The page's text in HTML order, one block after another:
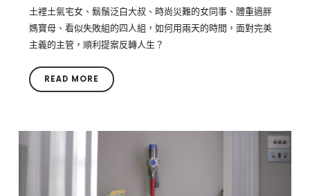
土裡土氣宅女、鬍鬚泛白大叔、時尚災難的女同事、體重過胖
媽寶母、看似失敗組的四人組，如何用兩天的時間，面對完美
主義的主管，順利提案反轉人生？
READ MORE